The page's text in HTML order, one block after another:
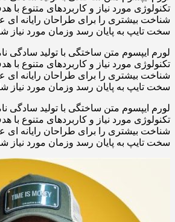
تکنولوژی مورد نیاز و کاربردهای متنوع
شناخت بیشتری را برای طراحان رایانه
سخت تایپ به پایان رسد وزمان مورد نیاز
لورم ایپسوم متن ساختگی با تولید
تکنولوژی مورد نیاز و کاربردهای متنوع
شناخت بیشتری را برای طراحان رایانه
سخت تایپ به پایان رسد وزمان مورد نیاز
لورم ایپسوم متن ساختگی با تولید
تکنولوژی مورد نیاز و کاربردهای متنوع
شناخت بیشتری را برای طراحان رایانه
سخت تایپ به پایان رسد وزمان مورد نیاز